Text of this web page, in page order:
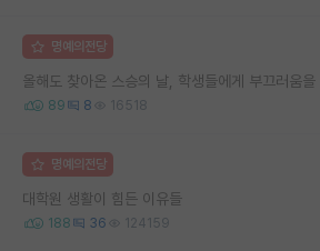
명예의전당
올해도 찾아온 스승의 날, 학생들에게 부끄러움을
89 8 16518
명예의전당
대학원 생활이 힘든 이유들
188 36 124159